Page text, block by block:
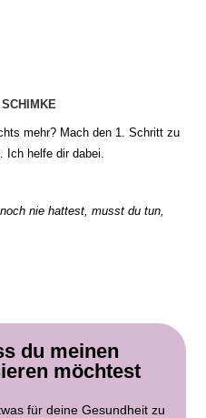
mehr? Mach den 1. Schritt zu
Ich helfe dir dabei.
nie hattest, musst du tun,
du meinen
möchtest
für deine Gesundheit zu